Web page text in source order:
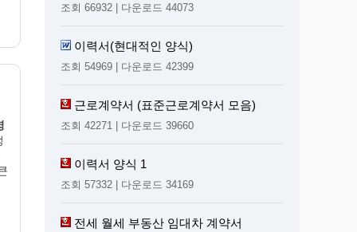
조회 66932 | 다운로드 44073
이력서(현대적인 양식)
조회 54969 | 다운로드 42399
근로계약서 (표준근로계약서 모음)
조회 42271 | 다운로드 39660
이력서 양식 1
조회 57332 | 다운로드 34169
전세 월세 부동산 임대차 계약서